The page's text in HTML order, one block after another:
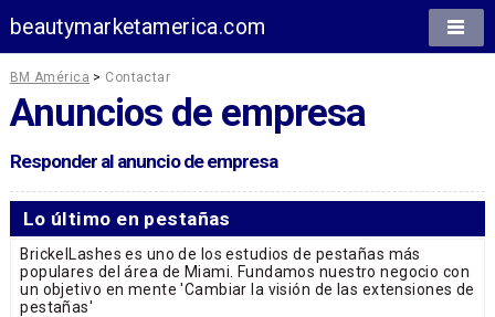
beautymarketamerica.com
BM América > Contactar
Anuncios de empresa
Responder al anuncio de empresa
Lo último en pestañas
BrickelLashes es uno de los estudios de pestañas más
populares del área de Miami. Fundamos nuestro negocio con
un objetivo en mente 'Cambiar la visión de las extensiones de
pestañas'